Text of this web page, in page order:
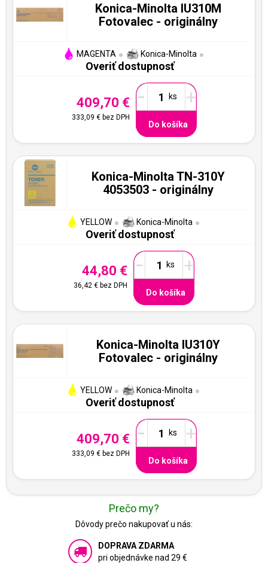
Konica-Minolta IU310M
Fotovalec - originálny
MAGENTA Konica-Minolta
Overiť dostupnosť
409,70 €
333,09 €bez DPH
- +
Do košíka
Konica-Minolta TN-310Y
4053503 - originálny
YELLOW Konica-Minolta
Overiť dostupnosť
44,80 €
36,42 € bez DPH
- +
Do košíka
Konica-Minolta IU310Y
Fotovalec - originálny
YELLOW Konica-Minolta
Overiť dostupnosť
409,70 €
333,09 €bez DPH
- +
Do košíka
Prečo my?
Dôvody prečo nakupovať u nás:
DOPRAVA ZDARMA
pri objednávke nad 29 €